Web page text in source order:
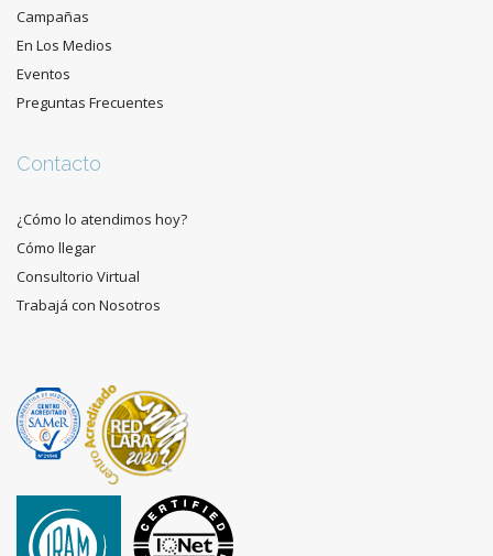
Campañas
En Los Medios
Eventos
Preguntas Frecuentes
Contacto
¿Cómo lo atendimos hoy?
Cómo llegar
Consultorio Virtual
Trabajá con Nosotros